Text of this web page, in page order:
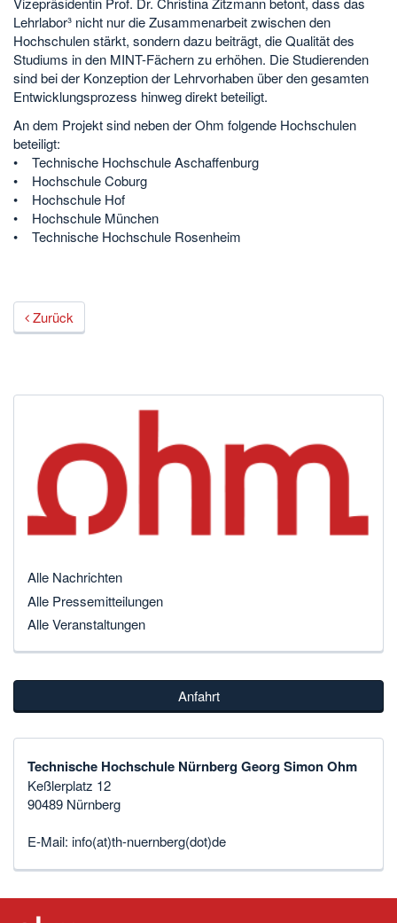
Lehrlabor³ nicht nur die Zusammenarbeit zwischen den
Hochschulen stärkt, sondern dazu beiträgt, die Qualität des
Studiums in den MINT-Fächern zu erhöhen. Die Studierenden
sind bei der Konzeption der Lehrvorhaben über den gesamten
Entwicklungsprozess hinweg direkt beteiligt.
An dem Projekt sind neben der Ohm folgende Hochschulen
beteiligt:
• Technische Hochschule Aschaffenburg
• Hochschule Coburg
• Hochschule Hof
• Hochschule München
• Technische Hochschule Rosenheim
Zurück
Alle Nachrichten
Alle Pressemitteilungen
Alle Veranstaltungen
Anfahrt
Technische Hochschule Nürnberg Georg Simon Ohm
Keßlerplatz 12
90489 Nürnberg
E-Mail: info(at)th-nuernberg(dot)de